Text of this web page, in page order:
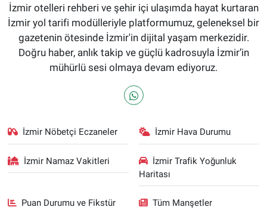
İzmir otelleri rehberi ve şehir içi ulaşımda hayat kurtaran
İzmir yol tarifi modülleriyle platformumuz, geleneksel bir
gazetenin ötesinde İzmir'in dijital yaşam merkezidir.
Doğru haber, anlık takip ve güçlü kadrosuyla İzmir’in
mühürlü sesi olmaya devam ediyoruz.
İzmir Nöbetçi Eczaneler İzmir Hava Durumu
İzmir Namaz Vakitleri
İzmir Trafik Yoğunluk
Haritası
Puan Durumu ve Fikstür Tüm Manşetler